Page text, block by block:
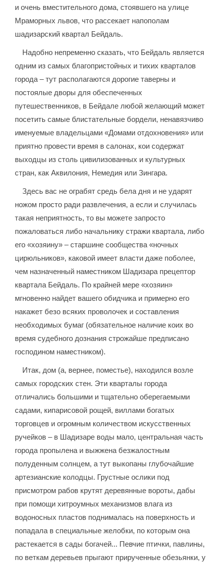
и очень вместительного дома, стоявшего на улице
Мраморных львов, что рассекает напополам
шадизарский квартал Бейдаль.
Надобно непременно сказать, что Бейдаль является
одним из самых благопристойных и тихих кварталов
города – тут располагаются дорогие таверны и
постоялые дворы для обеспеченных
путешественников, в Бейдале любой желающий может
посетить самые блистательные бордели, ненавязчиво
именуемые владельцами «Домами отдохновения» или
приятно провести время в салонах, кои содержат
выходцы из столь цивилизованных и культурных
стран, как Аквилония, Немедия или Зингара.
Здесь вас не ограбят средь бела дня и не ударят
ножом просто ради развлечения, а если и случилась
такая неприятность, то вы можете запросто
пожаловаться либо начальнику стражи квартала, либо
его «хозяину» – старшине сообщества «ночных
цирюльников», каковой имеет власти даже поболее,
чем назначенный наместником Шадизара прецептор
квартала Бейдаль. По крайней мере «хозяин»
мгновенно найдет вашего обидчика и примерно его
накажет безо всяких проволочек и составления
необходимых бумаг (обязательное наличие коих во
время судебного дознания строжайше предписано
господином наместником).
Итак, дом (а, вернее, поместье), находился возле
самых городских стен. Эти кварталы города
отличались большими и тщательно оберегаемыми
садами, кипарисовой рощей, виллами богатых
торговцев и огромным количеством искусственных
ручейков – в Шадизаре воды мало, центральная часть
города пропылена и выжжена безжалостным
полуденным солнцем, а тут выкопаны глубочайшие
артезианские колодцы. Грустные ослики под
присмотром рабов крутят деревянные вороты, дабы
при помощи хитроумных механизмов влага из
водоносных пластов поднималась на поверхность и
попадала в специальные желобки, по которым она
растекается в сады богачей... Певчие птички, павлины,
по веткам деревьев прыгают прирученные обезьянки, у